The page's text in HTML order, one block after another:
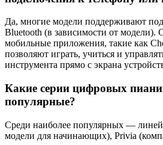
Да, многие модели поддерживают
Bluetooth (в зависимости от модели).
мобильные приложения, такие как
позволяют играть, учиться и
инструмента прямо с экрана
Какие серии цифровых
популярные?
Среди наиболее популярных —
модели для начинающих), Privia